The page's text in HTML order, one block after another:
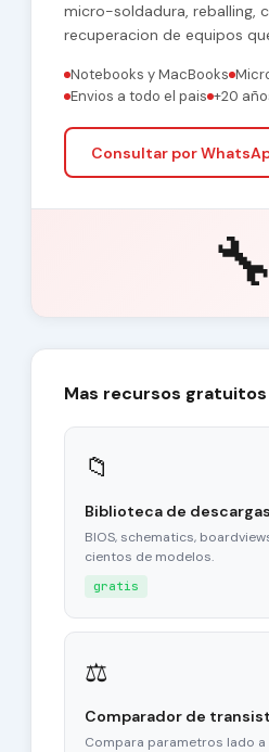
micro-soldadura, reballing,
recuperacion de equipos
Notebooks y MacBooks
Envios a todo el pais +20
Consultar por
🔧
Mas recursos
📁
Biblioteca de descargas
BIOS, schematics,
cientos de modelos.
gratis
⚖
Comparador de
Compara parametros lado